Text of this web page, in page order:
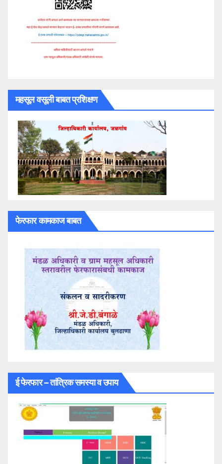
महसूल वसूली बाबत प्रशिक्षण
फेरफार कामकाज बाबत
ई फेरफार – तांत्रिक समस्या व उपाय